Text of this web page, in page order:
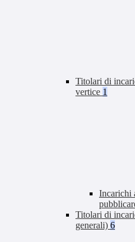
Titolari di
vertice 1
Incarichi
Titolari di
generali) 6